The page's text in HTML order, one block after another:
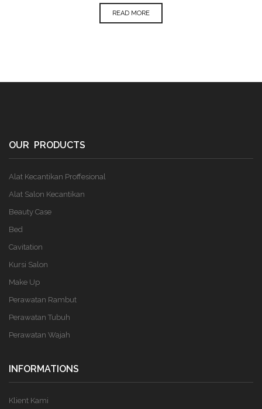
READ MORE
OUR PRODUCTS
Alat Kecantikan Proffesional
Alat Salon Kecantikan
Beauty Case
Bed
Cavitation
Kursi Salon
Make Up
Perawatan Rambut
Perawatan Tubuh
Perawatan Wajah
INFORMATIONS
Klient Kami